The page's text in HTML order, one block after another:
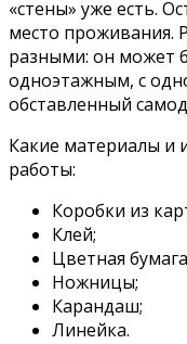
«стены» уже есть.
место проживания.
разными: он может
одноэтажным, с
обставленный
Какие материалы и
работы:
Коробки из
Клей;
Цветная
Ножницы;
Карандаш;
Линейка.